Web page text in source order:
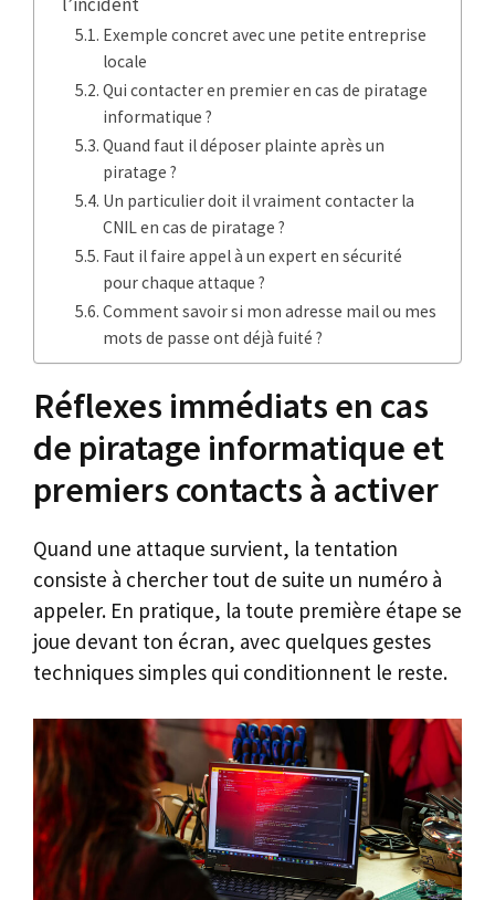
Exemple concret avec une petite entreprise
locale
Qui contacter en premier en cas de piratage
informatique ?
Quand faut il déposer plainte après un
piratage ?
Un particulier doit il vraiment contacter la
CNIL en cas de piratage ?
Faut il faire appel à un expert en sécurité
pour chaque attaque ?
Comment savoir si mon adresse mail ou mes
mots de passe ont déjà fuité ?
Réflexes immédiats en cas
de piratage informatique et
premiers contacts à activer
Quand une attaque survient, la tentation
consiste à chercher tout de suite un numéro à
appeler. En pratique, la toute première étape se
joue devant ton écran, avec quelques gestes
techniques simples qui conditionnent le reste.